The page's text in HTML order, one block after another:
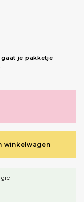
gaat je pakketje
winkelwagen